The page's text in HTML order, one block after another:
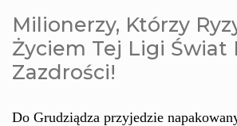
Milionerzy, Którzy
Życiem Tej Ligi Świat
Zazdrości!
Do Grudziądza przyjedzie